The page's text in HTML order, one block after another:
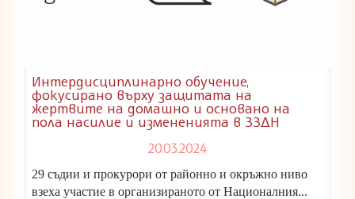
Интердисциплинарно обучение,
фокусирано върху защитата на
жертвите на домашно и основано на
пола насилие и измененията в ЗЗДН
20.03.2024
29 съдии и прокурори от районно и окръжно ниво
взеха участие в организираното от Националния...